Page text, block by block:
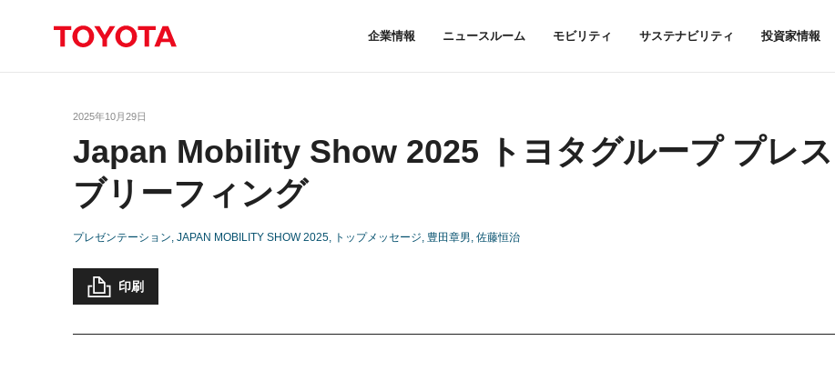
企業情報 ニュースルーム モビリティ サステナビリティ 投資家情報
2025年10月29日
Japan Mobility Show 2025 トヨタグループ プレス
ブリーフィング
プレゼンテーション JAPAN MOBILITY SHOW 2025 トップメッセージ 豊田章男 佐藤恒治
印刷